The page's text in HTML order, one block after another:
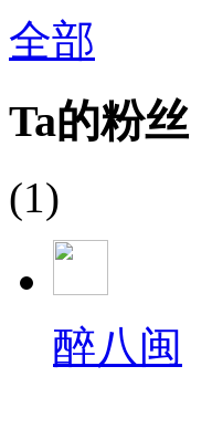
全部
Ta的粉丝
(1)
醉八闽